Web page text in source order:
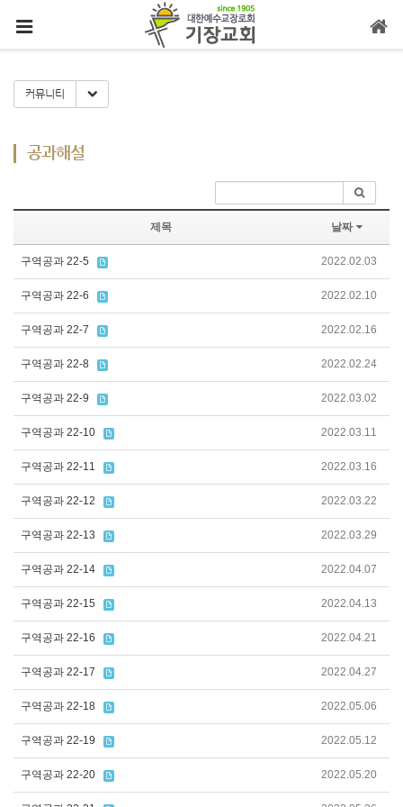
커뮤니티 Toggle Dropdown
공과해설
제목 날짜
구역공과 22-5 2022.02.03
구역공과 22-6 2022.02.10
구역공과 22-7 2022.02.16
구역공과 22-8 2022.02.24
구역공과 22-9 2022.03.02
구역공과 22-10 2022.03.11
구역공과 22-11 2022.03.16
구역공과 22-12 2022.03.22
구역공과 22-13 2022.03.29
구역공과 22-14 2022.04.07
구역공과 22-15 2022.04.13
구역공과 22-16 2022.04.21
구역공과 22-17 2022.04.27
구역공과 22-18 2022.05.06
구역공과 22-19 2022.05.12
구역공과 22-20 2022.05.20